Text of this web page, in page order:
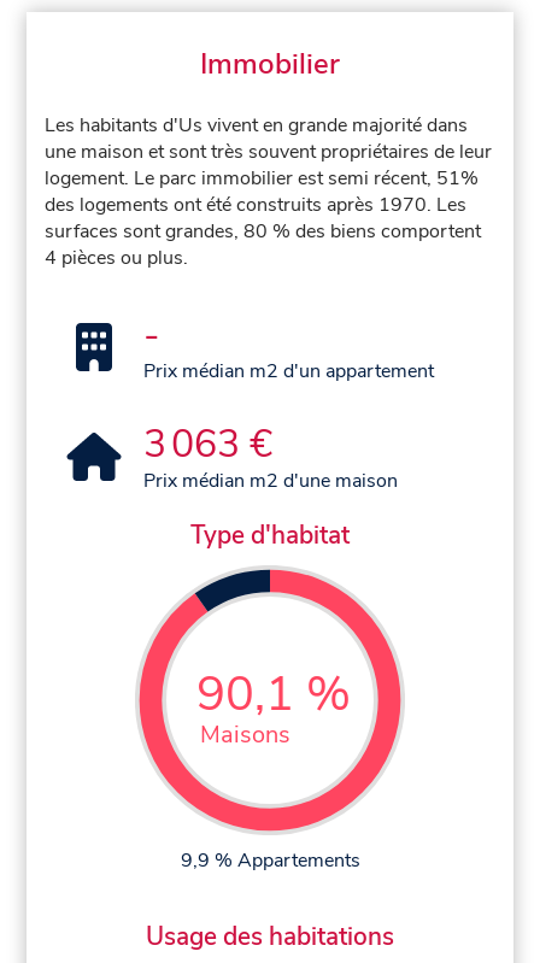
Immobilier
Les habitants d'Us vivent en grande majorité dans
une maison et sont très souvent propriétaires de leur
logement. Le parc immobilier est semi récent, 51%
des logements ont été construits après 1970. Les
surfaces sont grandes, 80 % des biens comportent
4 pièces ou plus.
-
Prix médian m2 d'un appartement
3 063 €
Prix médian m2 d'une maison
Type d'habitat
90,1 %
Maisons
9,9 % Appartements
Usage des habitations